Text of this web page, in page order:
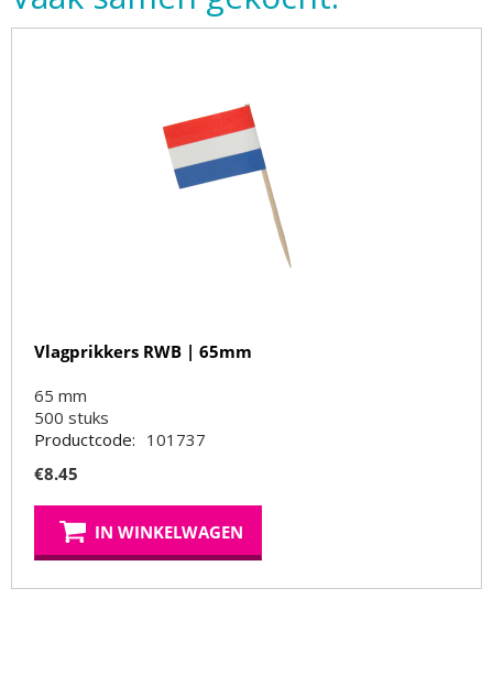
Vlagprikkers RWB | 65mm
65 mm
500 stuks
Productcode: 101737
€8.45
IN WINKELWAGEN